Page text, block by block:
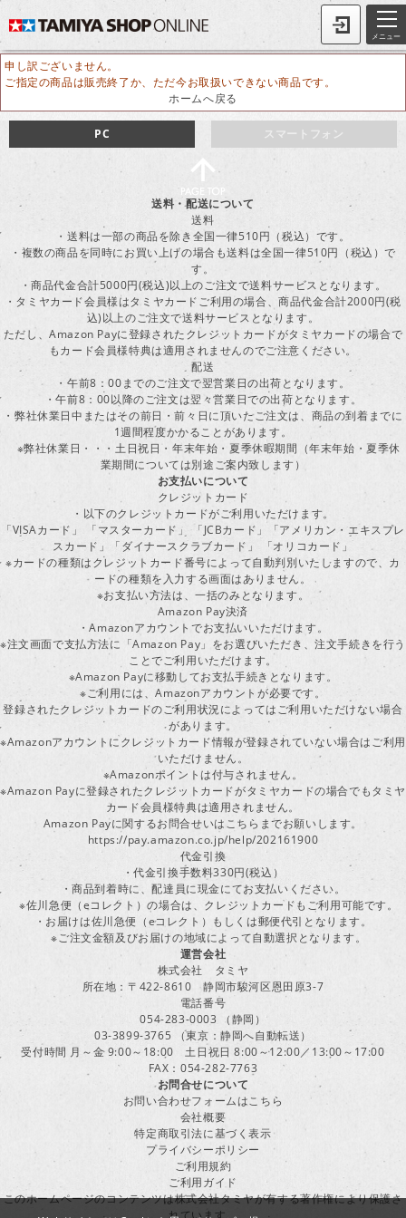
メニュー
申し訳ございません。
ご指定の商品は販売終了か、ただ今お取扱いできない商品です。
ホームへ戻る
スマートフォン
PC
送料・配送について
送料
・送料は一部の商品を除き全国一律510円（税込）です。
・複数の商品を同時にお買い上げの場合も送料は全国一律510円（税込）で
す。
・商品代金合計5000円(税込)以上のご注文で送料サービスとなります。
・タミヤカード会員様はタミヤカードご利用の場合、商品代金合計2000円(税
込)以上のご注文で送料サービスとなります。
ただし、Amazon Payに登録されたクレジットカードがタミヤカードの場合で
もカード会員様特典は適用されませんのでご注意ください。
配送
・午前8：00までのご注文で翌営業日の出荷となります。
・午前8：00以降のご注文は翌々営業日での出荷となります。
・弊社休業日中またはその前日・前々日に頂いたご注文は、商品の到着までに
1週間程度かかることがあります。
※弊社休業日・・・土日祝日・年末年始・夏季休暇期間（年末年始・夏季休
業期間については別途ご案内致します）
お支払いについて
クレジットカード
・以下のクレジットカードがご利用いただけます。
「VISAカード」 「マスターカード」 「JCBカード」「アメリカン・エキスプレ
スカード」「ダイナースクラブカード」 「オリコカード」
※カードの種類はクレジットカード番号によって自動判別いたしますので、カ
ードの種類を入力する画面はありません。
※お支払い方法は、一括のみとなります。
Amazon Pay決済
・Amazonアカウントでお支払いいただけます。
※注文画面で支払方法に「Amazon Pay」をお選びいただき、注文手続きを行う
ことでご利用いただけます。
※Amazon Payに移動してお支払手続きとなります。
※ご利用には、Amazonアカウントが必要です。
登録されたクレジットカードのご利用状況によってはご利用いただけない場合
があります。
※Amazonアカウントにクレジットカード情報が登録されていない場合はご利用
いただけません。
※Amazonポイントは付与されません。
※Amazon Payに登録されたクレジットカードがタミヤカードの場合でもタミヤ
カード会員様特典は適用されません。
Amazon Payに関するお問合せいはこちらまでお願いします。
https://pay.amazon.co.jp/help/202161900
代金引換
・代金引換手数料330円(税込）
・商品到着時に、配達員に現金にてお支払いください。
※佐川急便（eコレクト）の場合は、クレジットカードもご利用可能です。
・お届けは佐川急便（eコレクト）もしくは郵便代引となります。
※ご注文金額及びお届けの地域によって自動選択となります。
運営会社
株式会社 タミヤ
所在地：〒422-8610 静岡市駿河区恩田原3-7
電話番号
054-283-0003 （静岡）
03-3899-3765 （東京：静岡へ自動転送）
受付時間 月～金 9:00～18:00 土日祝日 8:00～12:00／13:00～17:00
FAX：054-282-7763
お問合せについて
お問い合わせフォームはこちら
会社概要
特定商取引法に基づく表示
プライバシーポリシー
ご利用規約
ご利用ガイド
このホームページのコンテンツは株式会社タミヤが有する著作権により保護さ
れています。